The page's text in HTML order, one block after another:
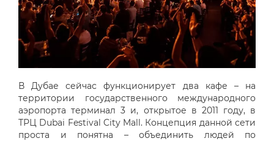
В Дубае сейчас функционирует два кафе – на
территории государственного международного
аэропорта терминал 3 и, открытое в 2011 году, в
ТРЦ Dubai Festival City Mall. Концепция данной сети
проста и понятна – объединить людей по